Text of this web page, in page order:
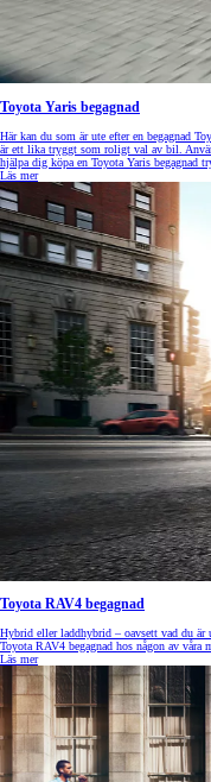
Toyota Yaris begagnad
Här kan du som är ute efter en begagnad
är ett lika tryggt som roligt val av bil.
hjälpa dig köpa en Toyota Yaris begagnad
Läs mer
Toyota RAV4 begagnad
Hybrid eller laddhybrid – oavsett vad du är
Toyota RAV4 begagnad hos någon av våra
Läs mer